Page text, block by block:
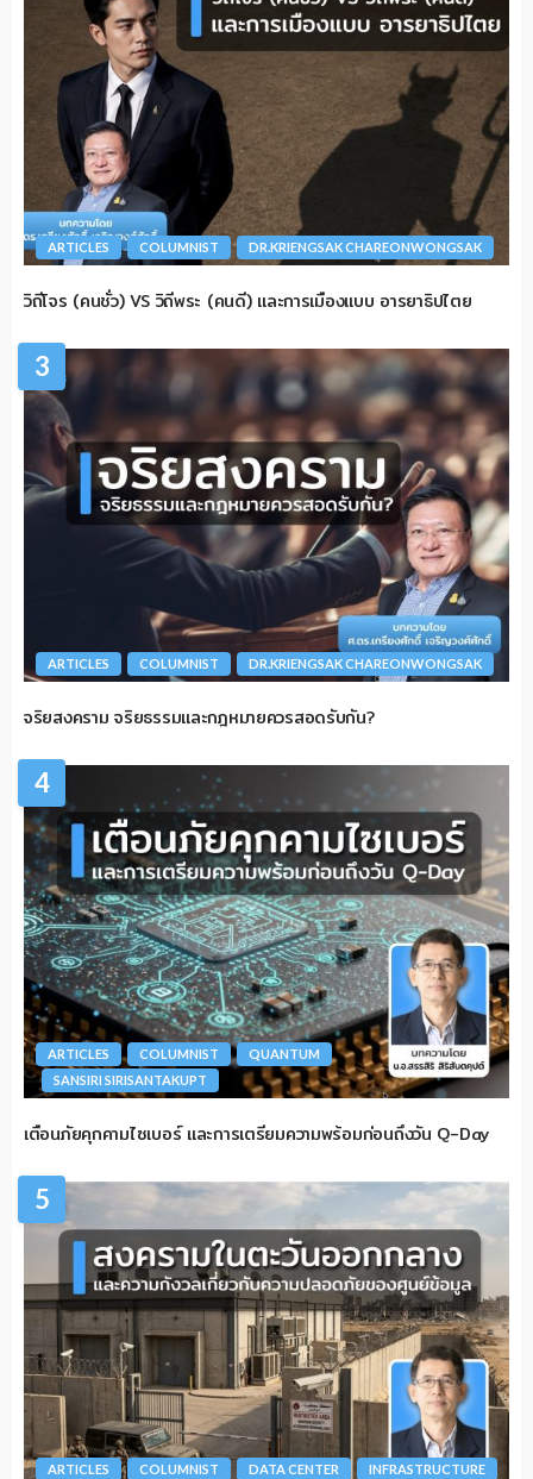
ARTICLES COLUMNIST DR.KRIENGSAK CHAREONWONGSAK
วิถีโจร (คนชั่ว) VS วิถีพระ (คนดี) และการเมืองแบบ อารยาธิปไตย
3
ARTICLES COLUMNIST DR.KRIENGSAK CHAREONWONGSAK
จริยสงคราม จริยธรรมและกฎหมายควรสอดรับกัน?
4
ARTICLES COLUMNIST
QUANTUM
SANSIRI SIRISANTAKUPT
เตือนภัยคุกคามไซเบอร์ และการเตรียมความพร้อมก่อนถึงวัน Q-Day
5
ARTICLES COLUMNIST DATA CENTER
INFRASTRUCTURE